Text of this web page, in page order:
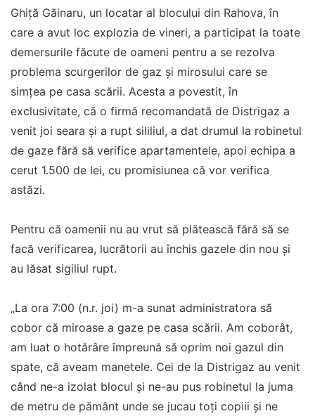
Ghiță Găinaru, un locatar al blocului din Rahova, în
care a avut loc explozia de vineri, a participat la toate
demersurile făcute de oameni pentru a se rezolva
problema scurgerilor de gaz și mirosului care se
simțea pe casa scării. Acesta a povestit, în
exclusivitate, că o firmă recomandată de Distrigaz a
venit joi seara și a rupt sililiul, a dat drumul la robinetul
de gaze fără să verifice apartamentele, apoi echipa a
cerut 1.500 de lei, cu promisiunea că vor verifica
astăzi.
Pentru că oamenii nu au vrut să plătească fără să se
facă verificarea, lucrătorii au închis gazele din nou și
au lăsat sigiliul rupt.
„La ora 7:00 (n.r. joi) m-a sunat administratora să
cobor că miroase a gaze pe casa scării. Am coborât,
am luat o hotărâre împreună să oprim noi gazul din
spate, că aveam manetele. Cei de la Distrigaz au venit
când ne-a izolat blocul și ne-au pus robinetul la juma
de metru de pământ unde se jucau toți copiii și ne